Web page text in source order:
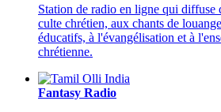
Station de radio en ligne qui diffuse
culte chrétien, aux chants de
éducatifs, à l'évangélisation et à
chrétienne.
Fantasy Radio